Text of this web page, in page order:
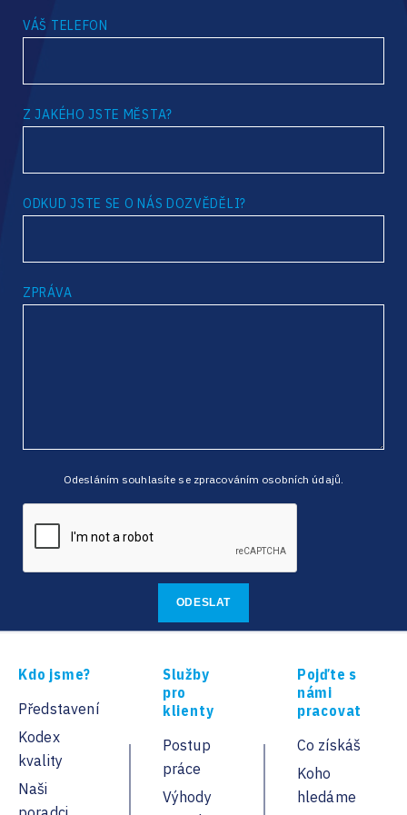
VÁŠ TELEFON
Z JAKÉHO JSTE MĚSTA?
ODKUD JSTE SE O NÁS DOZVĚDĚLI?
ZPRÁVA
Odesláním souhlasíte se zpracováním osobních údajů.
Kdo jsme?
Představení
Kodex
kvality
Naši
Služby
pro
klienty
Postup
práce
Výhody
Pojďte s
námi
pracovat
Co získáš
Koho
hledáme